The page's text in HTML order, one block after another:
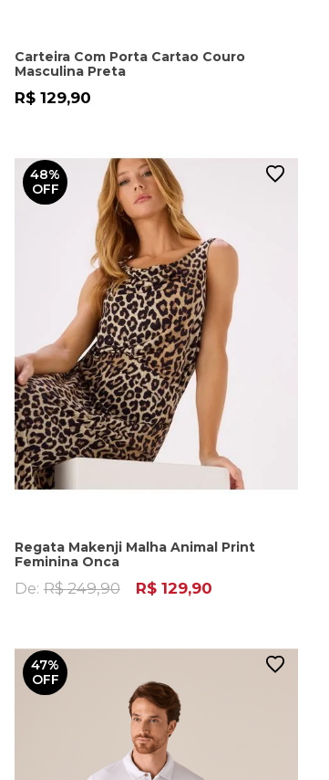
Carteira Com Porta Cartao Couro
Masculina Preta
R$ 129,90
48%
OFF
Regata Makenji Malha Animal Print
Feminina Onca
De: R$ 249,90 R$ 129,90
47%
OFF